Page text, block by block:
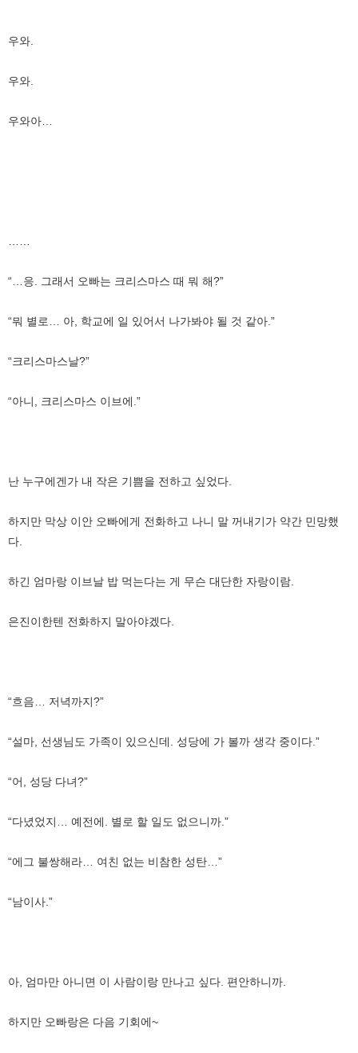
우와.
우와.
우와아…
“…응. 그래서 오빠는 크리스마스 때 뭐 해?”
“뭐 별로… 아, 학교에 일 있어서 나가봐야 될 것 같아.”
“크리스마스날?”
“아니, 크리스마스 이브에.”
난 누구에겐가 내 작은 기쁨을 전하고 싶었다.
하지만 막상 이안 오빠에게 전화하고 나니 말 꺼내기가 약간 민망했
다.
하긴 엄마랑 이브날 밥 먹는다는 게 무슨 대단한 자랑이람.
은진이한텐 전화하지 말아야겠다.
“흐음… 저녁까지?”
“설마, 선생님도 가족이 있으신데. 성당에 가 볼까 생각 중이다.”
“어, 성당 다녀?”
“다녔었지… 예전에. 별로 할 일도 없으니까.”
“에그 불쌍해라… 여친 없는 비참한 성탄…”
“남이사.”
아, 엄마만 아니면 이 사람이랑 만나고 싶다. 편안하니까.
하지만 오빠랑은 다음 기회에~